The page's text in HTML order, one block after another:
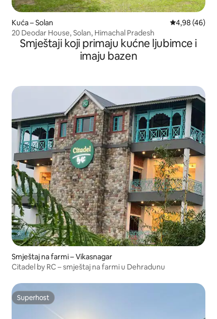
Kuća – Solan Prosječna
4,98 (46)
20 Deodar House, Solan, Himachal Pradesh
Smještaji koji primaju kućne ljubimce i
imaju bazen
Smještaj na farmi – Vikasnagar
Citadel by RC – smještaj na farmi u Dehradunu
Superhost
Superhost